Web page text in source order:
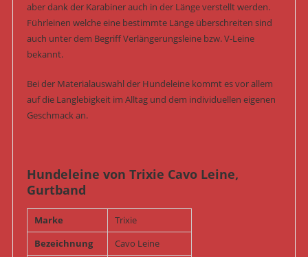
aber dank der Karabiner auch in der Länge verstellt werden.
Führleinen welche eine bestimmte Länge überschreiten sind
auch unter dem Begriff Verlängerungsleine bzw. V-Leine
bekannt.
Bei der Materialauswahl der Hundeleine kommt es vor allem
auf die Langlebigkeit im Alltag und dem individuellen eigenen
Geschmack an.
Hundeleine von Trixie Cavo Leine,
Gurtband
Marke
Trixie
Bezeichnung
Cavo Leine